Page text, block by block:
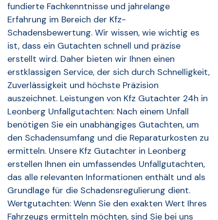
fundierte Fachkenntnisse und jahrelange
Erfahrung im Bereich der Kfz-
Schadensbewertung. Wir wissen, wie wichtig es
ist, dass ein Gutachten schnell und präzise
erstellt wird. Daher bieten wir Ihnen einen
erstklassigen Service, der sich durch Schnelligkeit,
Zuverlässigkeit und höchste Präzision
auszeichnet. Leistungen von Kfz Gutachter 24h in
Leonberg Unfallgutachten: Nach einem Unfall
benötigen Sie ein unabhängiges Gutachten, um
den Schadensumfang und die Reparaturkosten zu
ermitteln. Unsere Kfz Gutachter in Leonberg
erstellen Ihnen ein umfassendes Unfallgutachten,
das alle relevanten Informationen enthält und als
Grundlage für die Schadensregulierung dient.
Wertgutachten: Wenn Sie den exakten Wert Ihres
Fahrzeugs ermitteln möchten, sind Sie bei uns